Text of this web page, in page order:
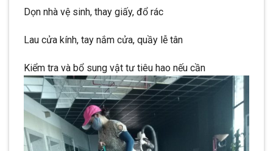
Dọn nhà vệ sinh, thay giấy, đổ rác
Lau cửa kính, tay nắm cửa, quầy lễ tân
Kiểm tra và bổ sung vật tư tiêu hao nếu cần